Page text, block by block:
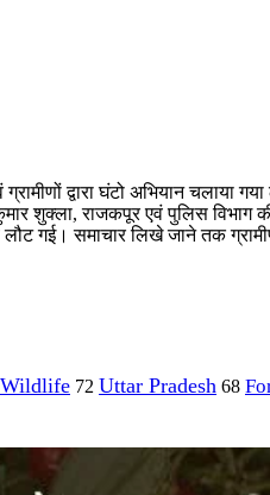
द्वारा घंटो अभियान चलाया
शुक्ला, राजकपूर एवं पुलिस
गई। समाचार लिखे जाने तक
72 Uttar Pradesh 68